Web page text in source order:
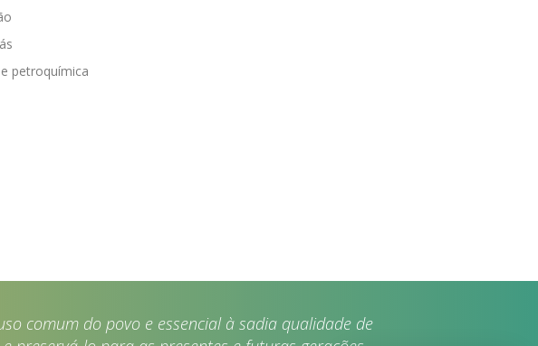
petroquímica
comum do povo e essencial à sadia qualidade de